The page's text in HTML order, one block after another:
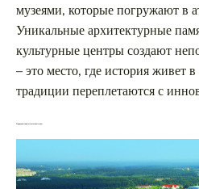
музеями, которые погружают в
Уникальные архитектурные
культурные центры создают
– это место, где история живет
традиции переплетаются с
Природные красоты и зелёные зоны